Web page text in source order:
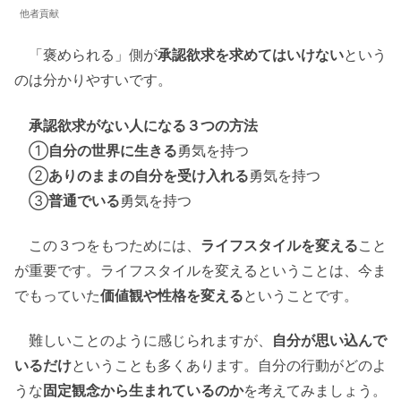
他者貢献
「褒められる」側が承認欲求を求めてはいけないという
のは分かりやすいです。
承認欲求がない人になる３つの方法
①自分の世界に生きる勇気を持つ
②ありのままの自分を受け入れる勇気を持つ
③普通でいる勇気を持つ
この３つをもつためには、 ライフスタイルを変えること
が重要です。ライフスタイルを変えるということは、今ま
でもっていた価値観や性格を変えるということです。
難しいことのように感じられますが、 自分が思い込んで
いるだけということも多くあります。自分の行動がどのよ
うな 固定観念から生まれているのかを考えてみましょう。